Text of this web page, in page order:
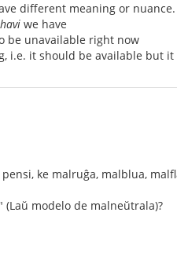
different meaning or
havi we have
be unavailable right now
i.e. it should be available but it
ke malruĝa, malblua,
modelo de malneŭtrala)?